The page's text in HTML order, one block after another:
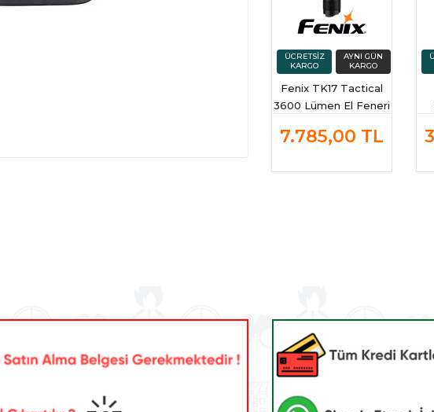
Fenix TK17 Tactical
3600 Lümen El Feneri
7.785,00 TL